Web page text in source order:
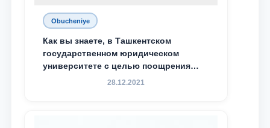
Obucheniye
Как вы знаете, в Ташкентском
государственном юридическом
университете с целью поощрения
талантливых, активных и
28.12.2021